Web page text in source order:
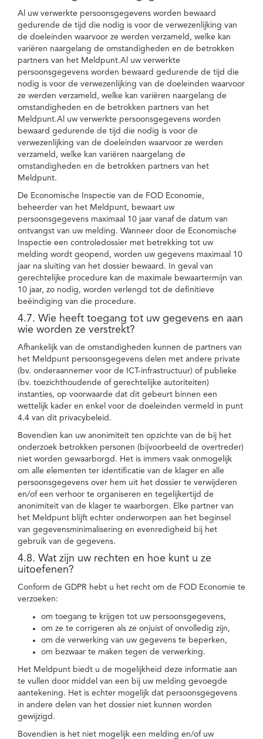
Al uw verwerkte persoonsgegevens worden bewaard
gedurende de tijd die nodig is voor de verwezenlijking van
de doeleinden waarvoor ze werden verzameld, welke kan
variëren naargelang de omstandigheden en de betrokken
partners van het Meldpunt.Al uw verwerkte
persoonsgegevens worden bewaard gedurende de tijd die
nodig is voor de verwezenlijking van de doeleinden waarvoor
ze werden verzameld, welke kan variëren naargelang de
omstandigheden en de betrokken partners van het
Meldpunt.Al uw verwerkte persoonsgegevens worden
bewaard gedurende de tijd die nodig is voor de
verwezenlijking van de doeleinden waarvoor ze werden
verzameld, welke kan variëren naargelang de
omstandigheden en de betrokken partners van het
Meldpunt.
De Economische Inspectie van de FOD Economie,
beheerder van het Meldpunt, bewaart uw
persoonsgegevens maximaal 10 jaar vanaf de datum van
ontvangst van uw melding. Wanneer door de Economische
Inspectie een controledossier met betrekking tot uw
melding wordt geopend, worden uw gegevens maximaal 10
jaar na sluiting van het dossier bewaard. In geval van
gerechtelijke procedure kan de maximale bewaartermijn van
10 jaar, zo nodig, worden verlengd tot de definitieve
beëindiging van die procedure.
4.7. Wie heeft toegang tot uw gegevens en aan
wie worden ze verstrekt?
Afhankelijk van de omstandigheden kunnen de partners van
het Meldpunt persoonsgegevens delen met andere private
(bv. onderaannemer voor de ICT-infrastructuur) of publieke
(bv. toezichthoudende of gerechtelijke autoriteiten)
instanties, op voorwaarde dat dit gebeurt binnen een
wettelijk kader en enkel voor de doeleinden vermeld in punt
4.4 van dit privacybeleid.
Bovendien kan uw anonimiteit ten opzichte van de bij het
onderzoek betrokken personen (bijvoorbeeld de overtreder)
niet worden gewaarborgd. Het is immers vaak onmogelijk
om alle elementen ter identificatie van de klager en alle
persoonsgegevens over hem uit het dossier te verwijderen
en/of een verhoor te organiseren en tegelijkertijd de
anonimiteit van de klager te waarborgen. Elke partner van
het Meldpunt blijft echter onderworpen aan het beginsel
van gegevensminimalisering en evenredigheid bij het
gebruik van de gegevens.
4.8. Wat zijn uw rechten en hoe kunt u ze
uitoefenen?
Conform de GDPR hebt u het recht om de FOD Economie te
verzoeken:
om toegang te krijgen tot uw persoonsgegevens,
om ze te corrigeren als ze onjuist of onvolledig zijn,
om de verwerking van uw gegevens te beperken,
om bezwaar te maken tegen de verwerking.
Het Meldpunt biedt u de mogelijkheid deze informatie aan
te vullen door middel van een bij uw melding gevoegde
aantekening. Het is echter mogelijk dat persoonsgegevens
in andere delen van het dossier niet kunnen worden
gewijzigd.
Bovendien is het niet mogelijk een melding en/of uw